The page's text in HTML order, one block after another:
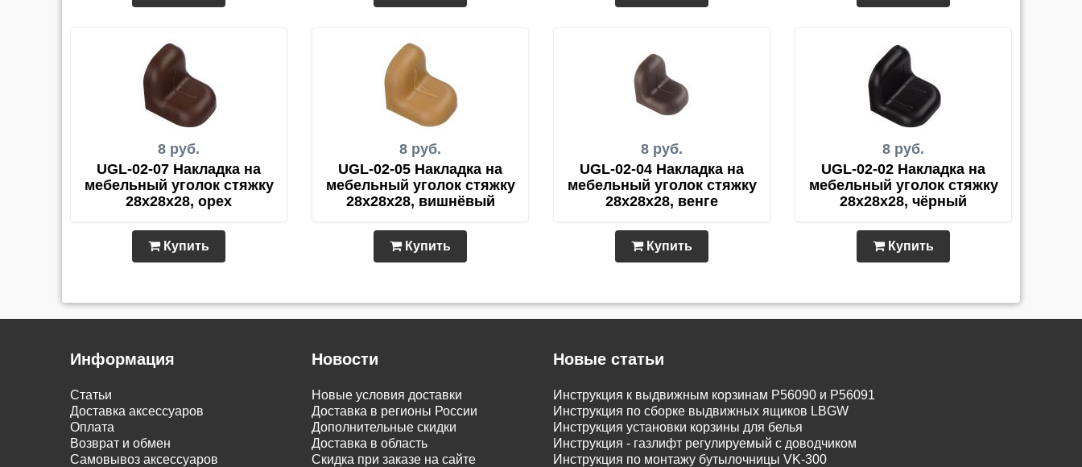
8 руб.
UGL-02-07 Накладка на
мебельный уголок стяжку
28х28х28, орех
Купить
8 руб.
UGL-02-05 Накладка на
мебельный уголок стяжку
28х28х28, вишнёвый
Купить
8 руб.
UGL-02-04 Накладка на
мебельный уголок стяжку
28х28х28, венге
Купить
8 руб.
UGL-02-02 Накладка на
мебельный уголок стяжку
28х28х28, чёрный
Купить
Информация
Статьи
Доставка аксессуаров
Оплата
Возврат и обмен
Самовывоз аксессуаров
Новости
Новые условия доставки
Доставка в регионы России
Дополнительные скидки
Доставка в область
Скидка при заказе на сайте
Новые статьи
Инструкция к выдвижным корзинам P56090 и P56091
Инструкция по сборке выдвижных ящиков LBGW
Инструкция установки корзины для белья
Инструкция - газлифт регулируемый с доводчиком
Инструкция по монтажу бутылочницы VK-300